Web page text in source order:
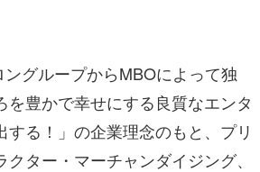
グループからMBOによって独
を豊かで幸せにする良質なエンタ
する！」の企業理念のもと、プリ
ター・マーチャンダイジング、